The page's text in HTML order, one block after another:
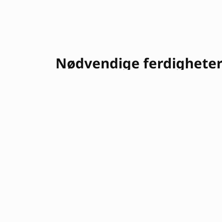
Nødvendige ferdigheter